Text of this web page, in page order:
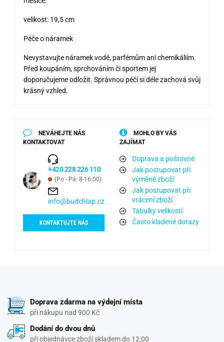
velikost: 19,5 cm
Péče o náramek
Nevystavujte náramek vodě, parfémům ani chemikáliím.
Před koupáním, sprchováním či sportem jej
doporučujeme odložit. Správnou péčí si déle zachová svůj
krásný vzhled.
NEVÁHEJTE NÁS
KONTAKTOVAT
+420 228 226 110
(Po - Pá: 8-16:00)
info@budchlap.cz
KONTAKTUJTE NÁS
MOHLO BY VÁS
ZAJÍMAT
Doprava a poštovné
Jak postupovat při
výměně zboží
Jak postupovat při
vrácení zboží
Tabulky velikostí
Často kladené dotazy
Doprava zdarma na výdejní místa
při nákupu nad 900 Kč
Dodání do dvou dnů
při objednávce zboží skladem do 12:00